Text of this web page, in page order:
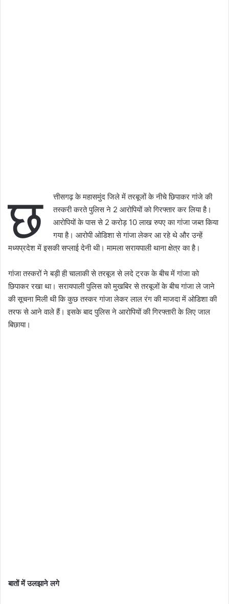
छ
त्तीसगढ़ के महासमुंद जिले में तरबूजों के नीचे छिपाकर गांजे की
तस्करी करते पुलिस ने 2 आरोपियों को गिरफ्तार कर लिया है।
आरोपियों के पास से 2 करोड़ 10 लाख रुपए का गांजा जब्त किया
गया है। आरोपी ओडिशा से गांजा लेकर आ रहे थे और उन्हें
मध्यप्रदेश में इसकी सप्लाई देनी थी। मामला सरायपाली थाना क्षेत्र का है।
गांजा तस्करों ने बड़ी ही चालाकी से तरबूज से लदे ट्रक के बीच में गांजा को
छिपाकर रखा था। सरायपाली पुलिस को मुखबिर से तरबूजों के बीच गांजा ले जाने
की सूचना मिली थी कि कुछ तस्कर गांजा लेकर लाल रंग की माजदा में ओडिशा की
तरफ से आने वाले हैं। इसके बाद पुलिस ने आरोपियों की गिरफ्तारी के लिए जाल
बिछाया।
बातों में उलझाने लगे